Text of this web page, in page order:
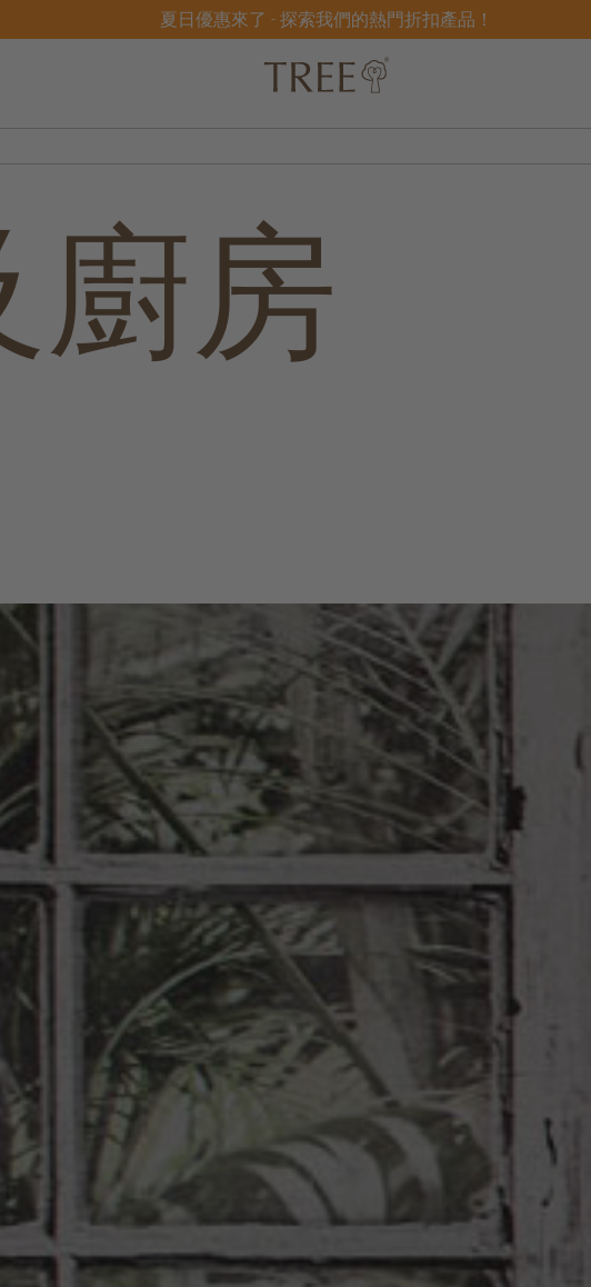
夏日優惠來了 - 探索我們的熱門折扣產品！
廚房